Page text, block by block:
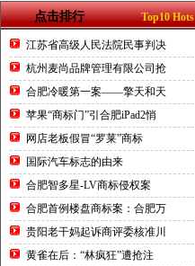
点击排行 Top10 Hots
江苏省高级人民法院民事判决
杭州麦尚品牌管理有限公司抢
合肥冷暖第一案——擎天和天
苹果“商标门”引合肥iPad2悄
网店老板假冒“罗莱”商标
国际汽车标志的由来
合肥智多星-LV商标侵权案
合肥首例楼盘商标案：合肥万
贵阳老干妈起诉商评委核准川
黄雀在后：“林疯狂”遭抢注